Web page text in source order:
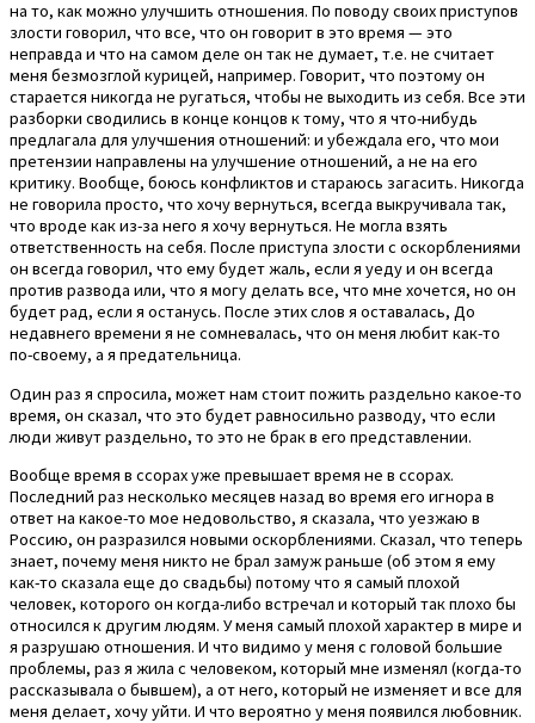
на то, как можно улучшить отношения. По поводу своих приступов
злости говорил, что все, что он говорит в это время — это
неправда и что на самом деле он так не думает, т.е. не считает
меня безмозглой курицей, например. Говорит, что поэтому он
старается никогда не ругаться, чтобы не выходить из себя. Все эти
разборки сводились в конце концов к тому, что я что-нибудь
предлагала для улучшения отношений: и убеждала его, что мои
претензии направлены на улучшение отношений, а не на его
критику. Вообще, боюсь конфликтов и стараюсь загасить. Никогда
не говорила просто, что хочу вернуться, всегда выкручивала так,
что вроде как из-за него я хочу вернуться. Не могла взять
ответственность на себя. После приступа злости с оскорблениями
он всегда говорил, что ему будет жаль, если я уеду и он всегда
против развода или, что я могу делать все, что мне хочется, но он
будет рад, если я останусь. После этих слов я оставалась, До
недавнего времени я не сомневалась, что он меня любит как-то
по-своему, а я предательница.
Один раз я спросила, может нам стоит пожить раздельно какое-то
время, он сказал, что это будет равносильно разводу, что если
люди живут раздельно, то это не брак в его представлении.
Вообще время в ссорах уже превышает время не в ссорах.
Последний раз несколько месяцев назад во время его игнора в
ответ на какое-то мое недовольство, я сказала, что уезжаю в
Россию, он разразился новыми оскорблениями. Сказал, что теперь
знает, почему меня никто не брал замуж раньше (об этом я ему
как-то сказала еще до свадьбы) потому что я самый плохой
человек, которого он когда-либо встречал и который так плохо бы
относился к другим людям. У меня самый плохой характер в мире и
я разрушаю отношения. И что видимо у меня с головой большие
проблемы, раз я жила с человеком, который мне изменял (когда-то
рассказывала о бывшем), а от него, который не изменяет и все для
меня делает, хочу уйти. И что вероятно у меня появился любовник.